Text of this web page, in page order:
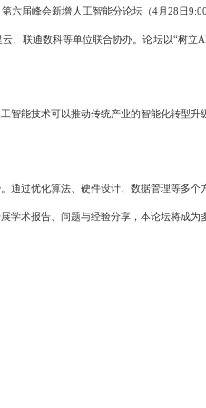
届峰会新增人工智能分论坛（4月28日
、联通数科等单位联合协办。论坛以“树
能技术可以推动传统产业的智能化转型升
过优化算法、硬件设计、数据管理等多个
学术报告、问题与经验分享，本论坛将成为